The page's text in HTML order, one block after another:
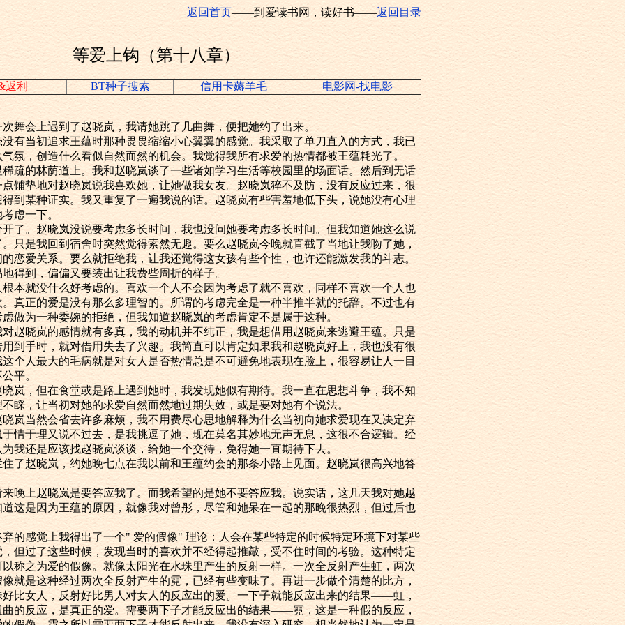
返回首页——到爱读书网，读好书——返回目录
等爱上钩（第十八章）
返利 BT种子搜索 信用卡薅羊毛 电影网-找电影
会上遇到了赵晓岚，我请她跳了几曲舞，便把她约了出来。
当初追求王蕴时那种畏畏缩缩小心翼翼的感觉。我采取了单刀直入的方式，我已
氛，创造什么看似自然而然的机会。我觉得我所有求爱的热情都被王蕴耗光了。
的林荫道上。我和赵晓岚谈了一些诸如学习生活等校园里的场面话。然后到无话
铺垫地对赵晓岚说我喜欢她，让她做我女友。赵晓岚猝不及防，没有反应过来，很
到某种证实。我又重复了一遍我说的话。赵晓岚有些害羞地低下头，说她没有心理
虑一下。
。赵晓岚没说要考虑多长时间，我也没问她要考虑多长时间。但我知道她这么说
只是我回到宿舍时突然觉得索然无趣。要么赵晓岚今晚就直截了当地让我吻了她，
恋爱关系。要么就拒绝我，让我还觉得这女孩有些个性，也许还能激发我的斗志。
得到，偏偏又要装出让我费些周折的样子。
就没什么好考虑的。喜欢一个人不会因为考虑了就不喜欢，同样不喜欢一个人也
真正的爱是没有那么多理智的。所谓的考虑完全是一种半推半就的托辞。不过也有
做为一种委婉的拒绝，但我知道赵晓岚的考虑肯定不是属于这种。
晓岚的感情就有多真，我的动机并不纯正，我是想借用赵晓岚来逃避王蕴。只是
到手时，就对借用失去了兴趣。我简直可以肯定如果我和赵晓岚好上，我也没有很
个人最大的毛病就是对女人是否热情总是不可避免地表现在脸上，很容易让人一目
平。
，但在食堂或是路上遇到她时，我发现她似有期待。我一直在思想斗争，我不知
睬，让当初对她的求爱自然而然地过期失效，或是要对她有个说法。
当然会省去许多麻烦，我不用费尽心思地解释为什么当初向她求爱现在又决定弃
情于理又说不过去，是我挑逗了她，现在莫名其妙地无声无息，这很不合逻辑。经
我还是应该找赵晓岚谈谈，给她一个交待，免得她一直期待下去。
赵晓岚，约她晚七点在我以前和王蕴约会的那条小路上见面。赵晓岚很高兴地答
上赵晓岚是要答应我了。而我希望的是她不要答应我。说实话，这几天我对她越
这是因为王蕴的原因，就像我对曾彤，尽管和她呆在一起的那晚很热烈，但过后也
感觉上我得出了一个" 爱的假像" 理论：人会在某些特定的时候特定环境下对某些
但过了这些时候，发现当时的喜欢并不经得起推敲，受不住时间的考验。这种特定
称之为爱的假像。就像太阳光在水珠里产生的反射一样。一次全反射产生虹，两次
就是这种经过两次全反射产生的霓，已经有些变味了。再进一步做个清楚的比方，
好比女人，反射好比男人对女人的反应出的爱。一下子就能反应出来的结果——虹，
的反应，是真正的爱。需要两下子才能反应出的结果——霓，这是一种假的反应，